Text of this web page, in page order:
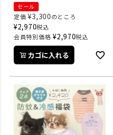
セール
定価 ¥3,300のところ
¥2,970税込
会員特別価格 ¥2,970税込
カゴに入れる